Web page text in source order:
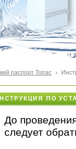
паспорт Топас ›
ПО
До
следует